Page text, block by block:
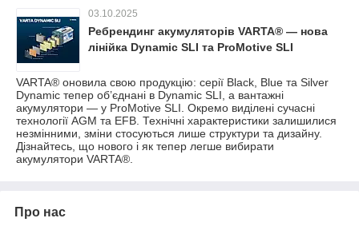
03.10.2025
Ребрендинг акумуляторів VARTA® — нова
лінійка Dynamic SLI та ProMotive SLI
VARTA® оновила свою продукцію: серії Black, Blue та Silver
Dynamic тепер об’єднані в Dynamic SLI, а вантажні
акумулятори — у ProMotive SLI. Окремо виділені сучасні
технології AGM та EFB. Технічні характеристики залишилися
незмінними, зміни стосуються лише структури та дизайну.
Дізнайтесь, що нового і як тепер легше вибирати
акумулятори VARTA®.
Про нас